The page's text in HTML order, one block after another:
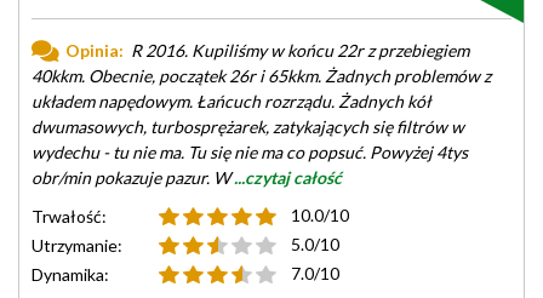
Opinia: R 2016. Kupiliśmy w końcu 22r z przebiegiem
40kkm. Obecnie, początek 26r i 65kkm. Żadnych problemów z
układem napędowym. Łańcuch rozrządu. Żadnych kół
dwumasowych, turbosprężarek, zatykających się filtrów w
wydechu - tu nie ma. Tu się nie ma co popsuć. Powyżej 4tys
obr/min pokazuje pazur. W...czytaj całość
Trwałość:
10.0/10
Utrzymanie:
5.0/10
Dynamika:
7.0/10